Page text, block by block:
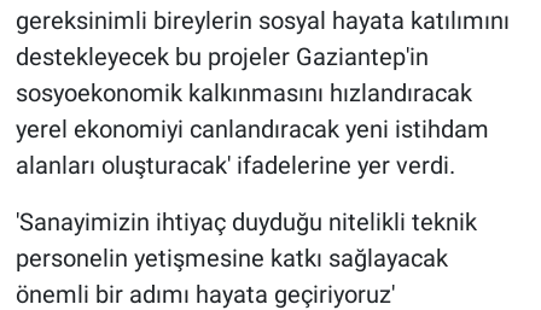
gereksinimli bireylerin sosyal hayata katılımını
destekleyecek bu projeler Gaziantep'in
sosyoekonomik kalkınmasını hızlandıracak
yerel ekonomiyi canlandıracak yeni istihdam
alanları oluşturacak' ifadelerine yer verdi.
'Sanayimizin ihtiyaç duyduğu nitelikli teknik
personelin yetişmesine katkı sağlayacak
önemli bir adımı hayata geçiriyoruz'